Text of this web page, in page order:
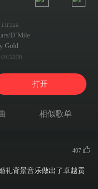
D’Mile
Gold
te la doy
也愿双手奉上
有
tú
研习飞翔
no pueda escalar
我也能只手攀越
打开
相似歌单
407
礼背景音乐做出了卓越贡